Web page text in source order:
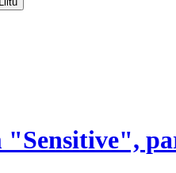
"Sensitive",